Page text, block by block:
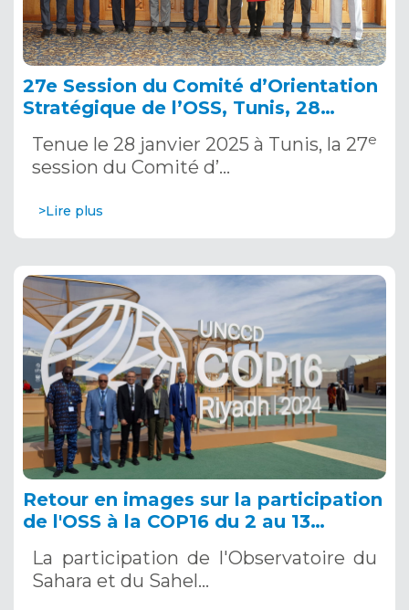
27e Session du Comité d’Orientation
Stratégique de l’OSS, Tunis, 28
Tenue le 28 janvier 2025 à Tunis, la 27e
session du Comité d’…
>Lire plus
Retour en images sur la participation
de l'OSS à la COP16 du 2 au 13
Saoudite
La participation de l'Observatoire du
Sahara et du Sahel…